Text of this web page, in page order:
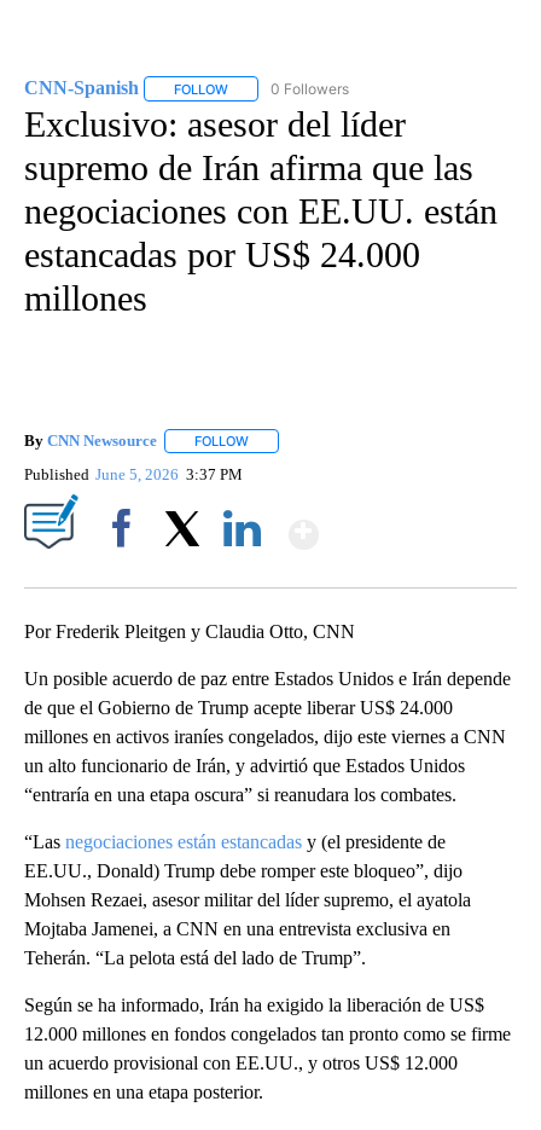
CNN-Spanish FOLLOW FOLLOW "CNN-SPANISH" TO RECEIVE
0 Followers
Exclusivo: asesor del líder
supremo de Irán afirma que las
negociaciones con EE.UU. están
estancadas por US$ 24.000
millones
By CNN Newsource FOLLOW
Published June 5, 2026 3:37 PM
Por Frederik Pleitgen y Claudia Otto, CNN
Un posible acuerdo de paz entre Estados Unidos e Irán depende
de que el Gobierno de Trump acepte liberar US$ 24.000
millones en activos iraníes congelados, dijo este viernes a CNN
un alto funcionario de Irán, y advirtió que Estados Unidos
“entraría en una etapa oscura” si reanudara los combates.
“Las negociaciones están estancadas y (el presidente de
EE.UU., Donald) Trump debe romper este bloqueo”, dijo
Mohsen Rezaei, asesor militar del líder supremo, el ayatola
Mojtaba Jamenei, a CNN en una entrevista exclusiva en
Teherán. “La pelota está del lado de Trump”.
Según se ha informado, Irán ha exigido la liberación de US$
12.000 millones en fondos congelados tan pronto como se firme
un acuerdo provisional con EE.UU., y otros US$ 12.000
millones en una etapa posterior.